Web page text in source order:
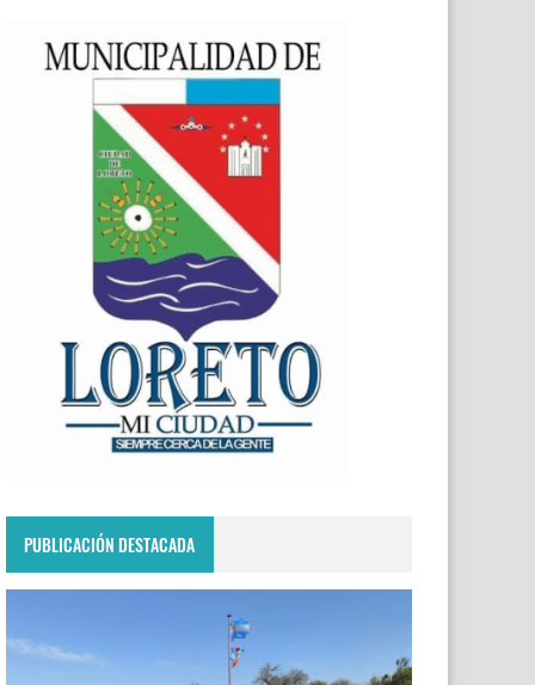
PUBLICACIÓN DESTACADA